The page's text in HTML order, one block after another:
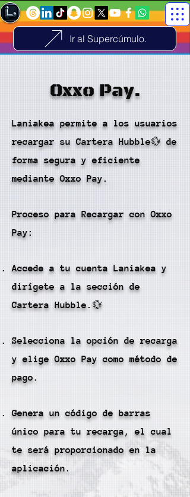
Ir al Supercúmulo.
Oxxo Pay.
Laniakea permite a los usuarios
recargar su Cartera Hubble💱 de
forma segura y eficiente
mediante Oxxo Pay.
Proceso para Recargar con Oxxo
Pay:
Accede a tu cuenta Laniakea y
dirígete a la sección de
Cartera Hubble.💱
Selecciona la opción de recarga
y elige Oxxo Pay como método de
pago.
Genera un código de barras
único para tu recarga, el cual
te será proporcionado en la
aplicación.